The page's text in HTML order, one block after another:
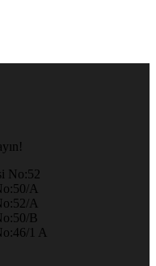
No:52
A
A
B
1 A